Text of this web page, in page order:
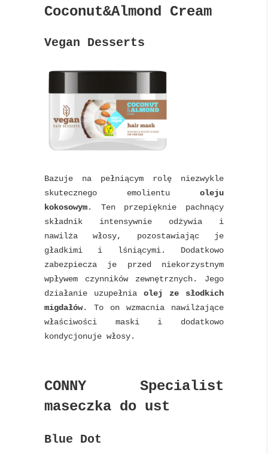
Coconut&Almond Cream
Vegan Desserts
Bazuje na pełniącym rolę niezwykle
skutecznego emolientu oleju
kokosowym. Ten przepięknie pachnący
składnik intensywnie odżywia i
nawilża włosy, pozostawiając je
gładkimi i lśniącymi. Dodatkowo
zabezpiecza je przed niekorzystnym
wpływem czynników zewnętrznych. Jego
działanie uzupełnia olej ze słodkich
migdałów. To on wzmacnia nawilżające
właściwości maski i dodatkowo
kondycjonuje włosy.
CONNY Specialist
maseczka do ust
Blue Dot